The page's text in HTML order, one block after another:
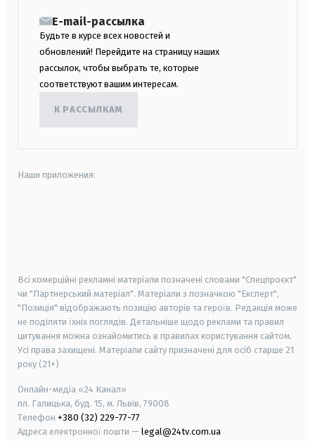
E-mail-рассылка
Будьте в курсе всех новостей и
обновлений! Перейдите на страницу наших
рассылок, чтобы выбрать те, которые
соответствуют вашим интересам.
К РАССЫЛКАМ
Наши приложения:
Всі комерційні рекламні матеріали позначені словами "Спецпроєкт"
чи "Партнерський матеріал". Матеріали з позначкою "Експерт",
"Позиція" відображають позицію авторів та героїв. Редакція може
не поділяти їхніх поглядів. Детальніше щодо реклами та правил
цитування можна ознайомитись в правилах користування сайтом.
Усі права захищені. Матеріали сайту призначені для осіб старше 21
року (21+)
Онлайн-медіа «24 Канал»
пл. Галицька, буд. 15, м. Львів, 79008
Телефон +380 (32) 229-77-77
Адреса електронної пошти — legal@24tv.com.ua